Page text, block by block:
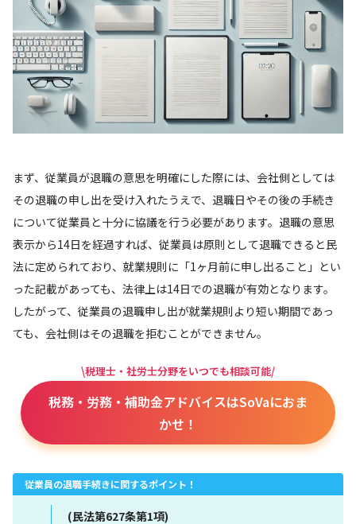
まず、従業員が退職の意思を明確にした際には、会社側としては
その退職の申し出を受け入れたうえで、退職日やその後の手続き
について従業員と十分に協議を行う必要があります。退職の意思
表示から14日を経過すれば、従業員は原則として退職できると民
法に定められており、就業規則に「1ヶ月前に申し出ること」とい
った記載があっても、法律上は14日での退職が有効となります。
したがって、従業員の退職申し出が就業規則より短い期間であっ
ても、会社側はその退職を拒むことができません。
\税理士・社労士分野をいつでも相談可能/
税務・労務・補助金アドバイスはSoVaにおま
かせ！
従業員の退職手続きに関するポイント！
(民法第627条第1項)